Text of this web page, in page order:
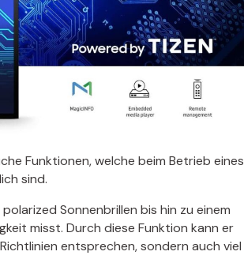
Funktionen, welche beim Betrieb eines
sind.
Sonnenbrillen bis hin zu einem
misst. Durch diese Funktion kann er
entsprechen, sondern auch viel